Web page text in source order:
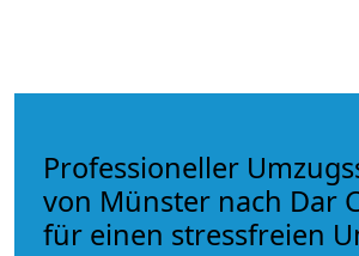
Professioneller
von Münster nach Dar
für einen stressfreien